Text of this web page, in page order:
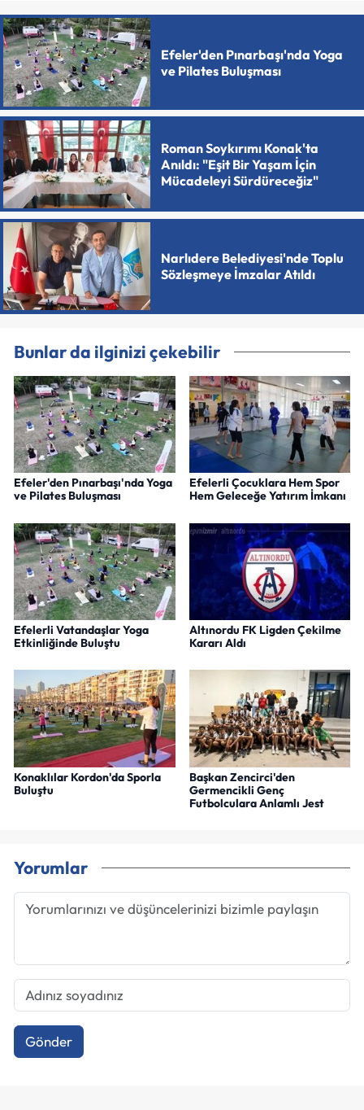
Efeler'den Pınarbaşı'nda Yoga
ve Pilates Buluşması
Roman Soykırımı Konak'ta
Anıldı: "Eşit Bir Yaşam İçin
Mücadeleyi Sürdüreceğiz"
Narlıdere Belediyesi'nde Toplu
Sözleşmeye İmzalar Atıldı
Bunlar da ilginizi çekebilir
Efeler'den Pınarbaşı'nda Yoga
ve Pilates Buluşması
Efelerli Çocuklara Hem Spor
Hem Geleceğe Yatırım İmkanı
Efelerli Vatandaşlar Yoga
Etkinliğinde Buluştu
Altınordu FK Ligden Çekilme
Kararı Aldı
Konaklılar Kordon'da Sporla
Buluştu
Başkan Zencirci'den
Germencikli Genç
Futbolculara Anlamlı Jest
Yorumlar
Gönder